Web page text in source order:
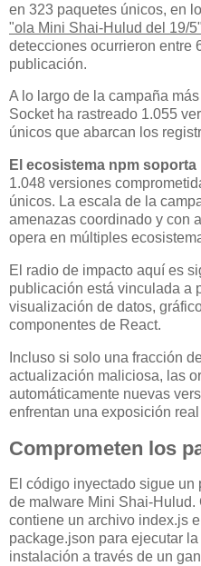
en 323 paquetes únicos, en
"ola Mini Shai-Hulud del 19/5"
detecciones ocurrieron entre
publicación.
A lo largo de la campaña
Socket ha rastreado 1.055
únicos que abarcan los
El ecosistema npm
1.048 versiones
únicos. La escala de la
amenazas coordinado y con
opera en múltiples
El radio de impacto aquí es
publicación está vinculada a
visualización de datos,
componentes de React.
Incluso si solo una fracción
actualización maliciosa, las
automáticamente nuevas
enfrentan una exposición
Comprometen los
El código inyectado sigue
de malware Mini Shai-
contiene un archivo index.js
package.json para ejecutar
instalación a través de un